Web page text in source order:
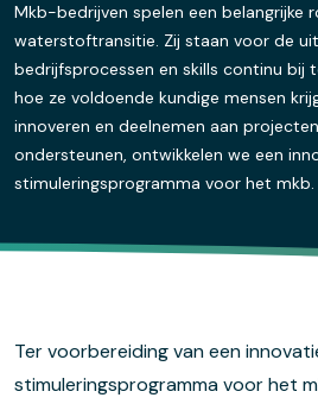
Mkb-bedrijven spelen een belangrijke
waterstoftransitie. Zij staan voor de
bedrijfsprocessen en skills continu bij
hoe ze voldoende kundige mensen
innoveren en deelnemen aan
ondersteunen, ontwikkelen we een
stimuleringsprogramma voor het mkb.
Ter voorbereiding vaneen
stimuleringsprogramma voor het